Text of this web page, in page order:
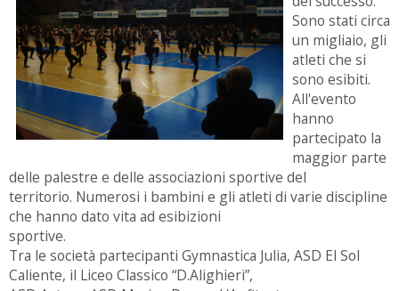
Sono stati circa
un migliaio, gli
atleti che si
sono esibiti.
All'evento
hanno
partecipato la
maggior parte
delle palestre e delle associazioni sportive del
territorio. Numerosi i bambini e gli atleti di varie discipline
che hanno dato vita ad esibizioni
sportive.
Tra le società partecipanti Gymnastica Julia, ASD El Sol
Caliente, il Liceo Classico “D.Alighieri”,